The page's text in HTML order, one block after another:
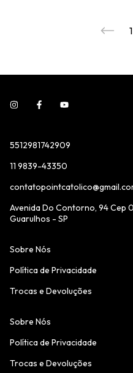
1
5512981742909
11 9839-43350
Avenida Do Contorno, 94 Cep
Guarulhos - SP
Sobre Nós
Política de Privacidade
Trocas e Devoluções
Sobre Nós
Política de Privacidade
Trocas e Devoluções